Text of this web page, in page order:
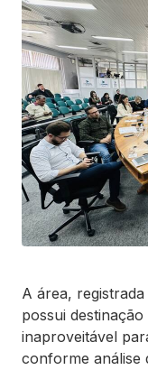
A área,
possui
inaproveitável
conforme análise